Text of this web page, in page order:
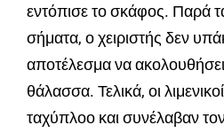
εντόπισε το σκάφος. Παρά
σήματα, ο χειριστής δεν
αποτέλεσμα να
θάλασσα. Τελικά, οι
ταχύπλοο και συνέλαβαν